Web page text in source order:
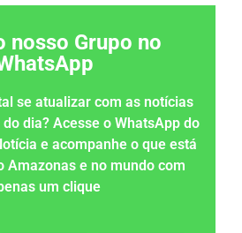
nosso Grupo no
se atualizar com as notícias
dia? Acesse o WhatsApp do
e acompanhe o que está
Amazonas e no mundo com
um clique